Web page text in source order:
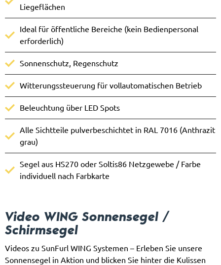
Liegeflächen
Ideal für öffentliche Bereiche (kein Bedienpersonal
erforderlich)
Sonnenschutz, Regenschutz
Witterungssteuerung für vollautomatischen Betrieb
Beleuchtung über LED Spots
Alle Sichtteile pulverbeschichtet in RAL 7016 (Anthrazit
grau)
Segel aus HS270 oder Soltis86 Netzgewebe / Farbe
individuell nach Farbkarte
Video WING Sonnensegel /
Schirmsegel
Videos zu SunFurl WING Systemen – Erleben Sie unsere
Sonnensegel in Aktion und blicken Sie hinter die Kulissen